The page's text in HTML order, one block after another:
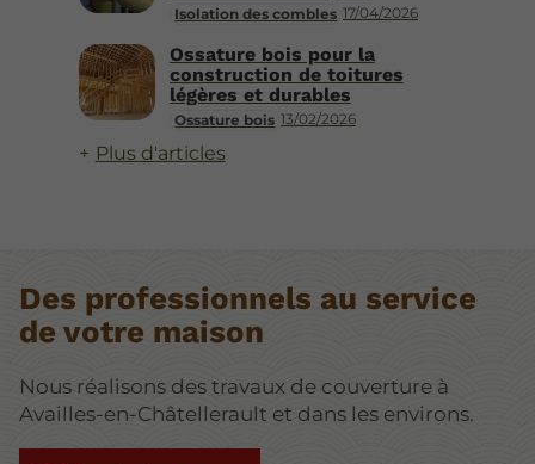
Isolation des combles 17/04/2026
Ossature bois 13/02/2026
Ossature bois pour la
construction de toitures
légères et durables
Plus d'articles
Des professionnels au service
de votre maison
Nous réalisons des travaux de couverture à
Availles-en-Châtellerault et dans les environs.